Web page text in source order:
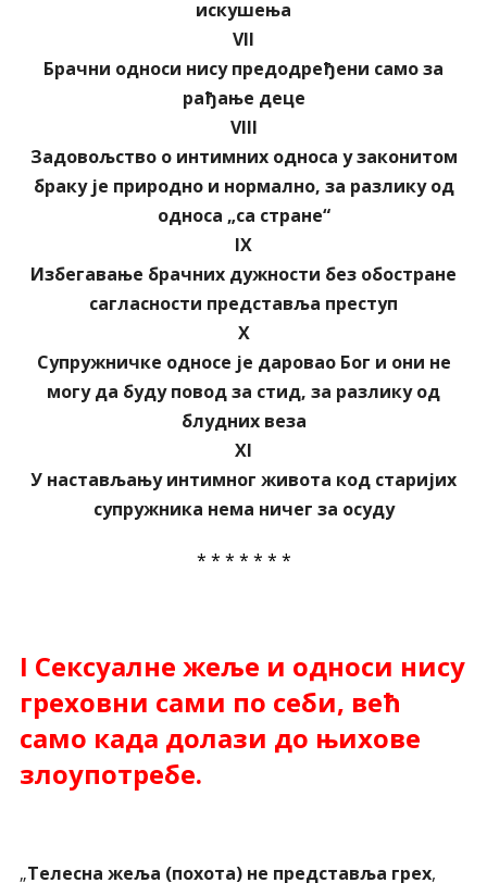
искушења
VII
Брачни односи нису предодређени само за
рађање деце
VIII
Задовољство о интимних односа у законитом
браку је природно и нормално, за разлику од
односа „са стране“
IX
Избегавање брачних дужности без обостране
сагласности представља преступ
X
Супружничке односе је даровао Бог и они не
могу да буду повод за стид, за разлику од
блудних веза
XI
У настављању интимног живота код старијих
супружника нема ничег за осуду
* * * * * * *
I Сексуалне жеље и односи нису
греховни сами по себи, већ
само када долази до њихове
злоупотребе.
„Телесна жеља (похота) не представља грех,